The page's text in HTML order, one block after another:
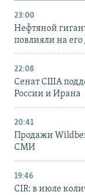
23:00
Нефтяной
повлияли на его
22:08
Сенат США
России и Ирана
20:41
Продажи
СМИ
19:46
CIR: в июле